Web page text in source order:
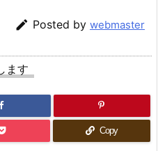
 Posted by webmaster
ます
Copy